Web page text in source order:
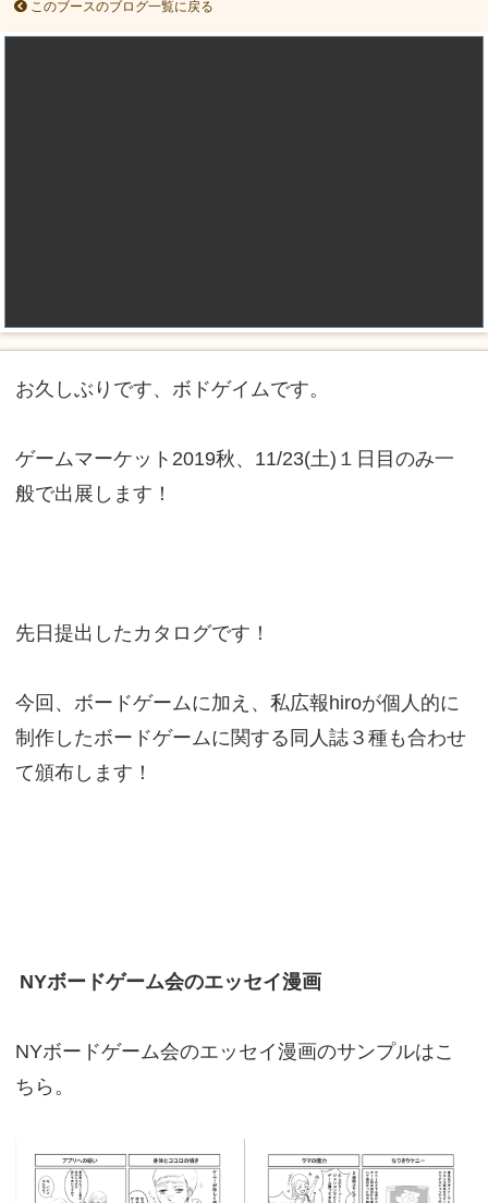
このブースのブログ一覧に戻る
お久しぶりです、ボドゲイムです。
ゲームマーケット2019秋、11/23(土)１日目のみ一
般で出展します！
先日提出したカタログです！
今回、ボードゲームに加え、私広報hiroが個人的に
制作したボードゲームに関する同人誌３種も合わせ
て頒布します！
NYボードゲーム会のエッセイ漫画
NYボードゲーム会のエッセイ漫画のサンプルはこ
ちら。